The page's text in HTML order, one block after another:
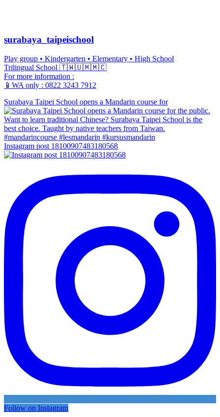
surabaya_taipeischool
Play group • Kindergarten • Elementary • High School
Trilingual School 🇹🇼🇺🇲🇲🇨
For more information :
📱WA only : 0822 3243 7912
Surabaya Taipei School opens a Mandarin course for
Instagram post 18100907483180568
Follow on Instagram